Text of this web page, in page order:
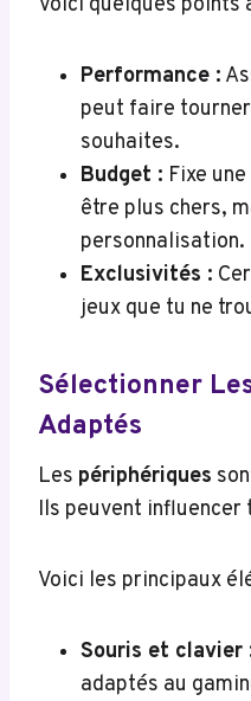
Voici quelques points
Performance :
peut faire
souhaites.
Budget : Fixe
être plus chers,
personnalisation.
Exclusivités :
jeux que tu ne
Sélectionner
Adaptés
Les périphériques
Ils peuvent influencer
Voici les principaux
Souris et clavier
adaptés au